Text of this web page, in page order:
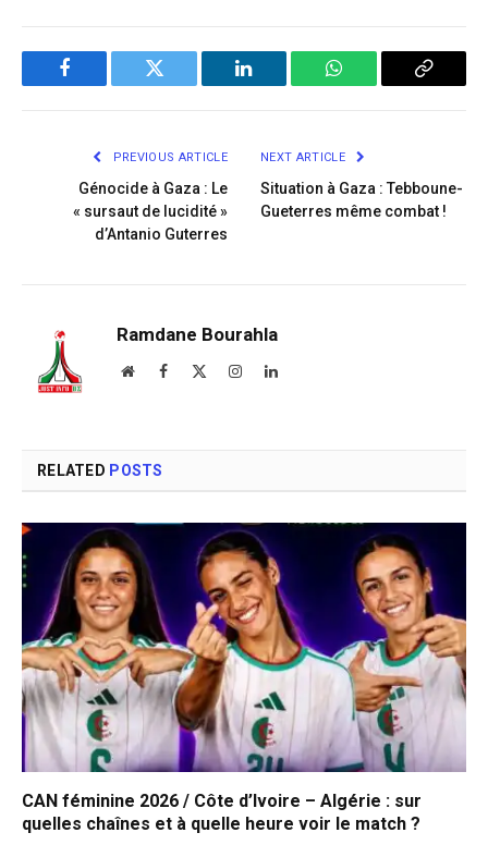
Facebook Twitter LinkedIn WhatsApp Copy
PREVIOUS ARTICLE
Génocide à Gaza : Le
« sursaut de lucidité »
d’Antanio Guterres
NEXT ARTICLE
Situation à Gaza : Tebboune-
Gueterres même combat !
Ramdane Bourahla
WebsiteFacebook InstagramLinkedIn
RELATED POSTS
CAN féminine 2026 / Côte d’Ivoire – Algérie : sur
quelles chaînes et à quelle heure voir le match ?